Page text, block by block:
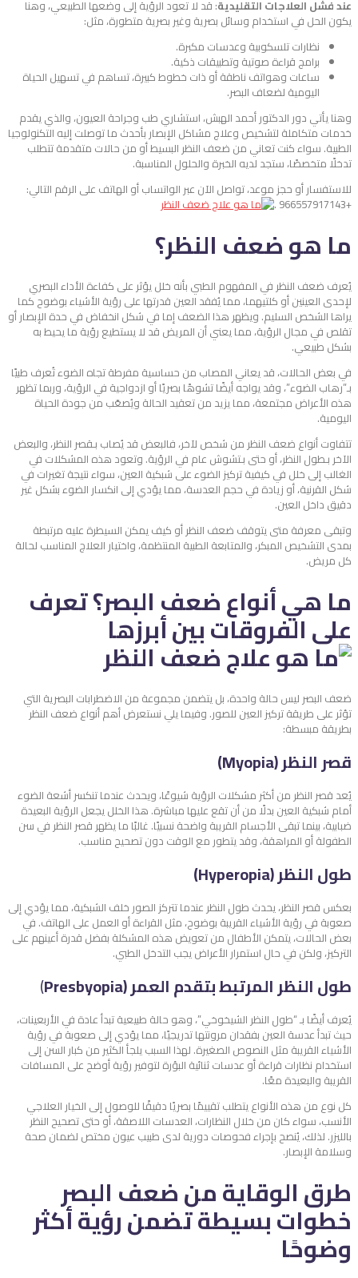
عند فشل العلاجات التقليدية: قد لا تعود الرؤية إلى وضعها الطبيعي، وهنا
يكون الحل في استخدام وسائل بصرية وغير بصرية متطورة، مثل:
نظارات تلسكوبية وعدسات مكبرة.
برامج قراءة صوتية وتطبيقات ذكية.
ساعات وهواتف ناطقة أو ذات خطوط كبيرة، تساهم في تسهيل الحياة
اليومية لضعاف البصر.
وهنا يأتي دور الدكتور أحمد الهبش، استشاري طب وجراحة العيون، والذي يقدم
خدمات متكاملة لتشخيص وعلاج مشاكل الإبصار بأحدث ما توصلت إليه التكنولوجيا
الطبية. سواء كنت تعاني من ضعف النظر البسيط أو من حالات متقدمة تتطلب
تدخلًا متخصصًا، ستجد لديه الخبرة والحلول المناسبة.
للاستفسار أو حجز موعد، تواصل الآن عبر الواتساب أو الهاتف على الرقم التالي:
+966557917143 .
ما هو ضعف النظر؟
يُعرف ضعف النظر في المفهوم الطبي بأنه خلل يؤثر على كفاءة الأداء البصري
لإحدى العينين أو كلتيهما، مما يُفقد العين قدرتها على رؤية الأشياء بوضوح كما
يراها الشخص السليم. ويظهر هذا الضعف إما في شكل انخفاض في حدة الإبصار أو
تقلص في مجال الرؤية، مما يعني أن المريض قد لا يستطيع رؤية ما يحيط به
بشكل طبيعي.
في بعض الحالات، قد يعاني المصاب من حساسية مفرطة تجاه الضوء تُعرف طبيًا
بـ”رهاب الضوء”، وقد يواجه أيضًا تشوهًا بصريًا أو ازدواجية في الرؤية، وربما تظهر
هذه الأعراض مجتمعة، مما يزيد من تعقيد الحالة ويُصعّب من جودة الحياة
اليومية.
تتفاوت أنواع ضعف النظر من شخص لآخر، فالبعض قد يُصاب بـقصر النظر، والبعض
الآخر بـطول النظر، أو حتى بـتشوش عام في الرؤية. وتعود هذه المشكلات في
الغالب إلى خلل في كيفية تركيز الضوء على شبكية العين، سواء نتيجة تغيرات في
شكل القرنية، أو زيادة في حجم العدسة، مما يؤدي إلى انكسار الضوء بشكل غير
دقيق داخل العين.
وتبقى معرفة متى يتوقف ضعف النظر أو كيف يمكن السيطرة عليه مرتبطة
بمدى التشخيص المبكر، والمتابعة الطبية المنتظمة، واختيار العلاج المناسب لحالة
كل مريض.
ما هي أنواع ضعف البصر؟ تعرف
على الفروقات بين أبرزها
ضعف البصر ليس حالة واحدة، بل يتضمن مجموعة من الاضطرابات البصرية التي
تؤثر على طريقة تركيز العين للصور. وفيما يلي نستعرض أهم أنواع ضعف النظر
بطريقة مبسطة:
قصر النظر (Myopia)
يُعد قصر النظر من أكثر مشكلات الرؤية شيوعًا، ويحدث عندما تنكسر أشعة الضوء
أمام شبكية العين بدلًا من أن تقع عليها مباشرة. هذا الخلل يجعل الرؤية البعيدة
ضبابية، بينما تبقى الأجسام القريبة واضحة نسبيًا. غالبًا ما يظهر قصر النظر في سن
الطفولة أو المراهقة، وقد يتطور مع الوقت دون تصحيح مناسب.
طول النظر (Hyperopia)
بعكس قصر النظر، يحدث طول النظر عندما تتركز الصور خلف الشبكية، مما يؤدي إلى
صعوبة في رؤية الأشياء القريبة بوضوح، مثل القراءة أو العمل على الهاتف. في
بعض الحالات، يتمكن الأطفال من تعويض هذه المشكلة بفضل قدرة أعينهم على
التركيز، ولكن في حال استمرار الأعراض يجب التدخل الطبي.
طول النظر المرتبط بتقدم العمر (Presbyopia )
يُعرف أيضًا بـ “طول النظر الشيخوخي”، وهو حالة طبيعية تبدأ عادة في الأربعينات،
حيث تبدأ عدسة العين بفقدان مرونتها تدريجيًا، مما يؤدي إلى صعوبة في رؤية
الأشياء القريبة مثل النصوص الصغيرة. لهذا السبب يلجأ الكثير من كبار السن إلى
استخدام نظارات قراءة أو عدسات ثنائية البؤرة لتوفير رؤية أوضح على المسافات
القريبة والبعيدة معًا.
كل نوع من هذه الأنواع يتطلب تقييمًا بصريًا دقيقًا للوصول إلى الخيار العلاجي
الأنسب، سواء كان من خلال النظارات، العدسات اللاصقة، أو حتى تصحيح النظر
بالليزر. لذلك، يُنصح بإجراء فحوصات دورية لدى طبيب عيون مختص لضمان صحة
وسلامة الإبصار.
طرق الوقاية من ضعف البصر
خطوات بسيطة تضمن رؤية أكثر
وضوحًا